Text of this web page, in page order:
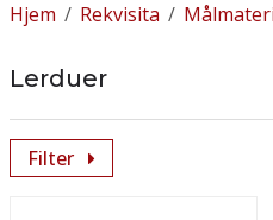
/
Hjem /
Rekvisita
Lerduer
Filter